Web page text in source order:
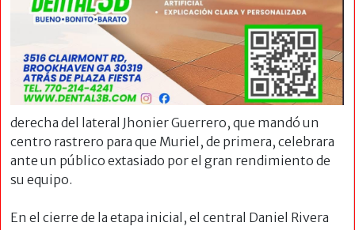
derecha del lateral Jhonier Guerrero, que mandó un
centro rastrero para que Muriel, de primera, celebrara
ante un público extasiado por el gran rendimiento de
su equipo.
En el cierre de la etapa inicial, el central Daniel Rivera